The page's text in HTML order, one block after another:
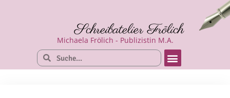
Schreibatelier Frölich
Michaela Frölich - Publizistin M.A.